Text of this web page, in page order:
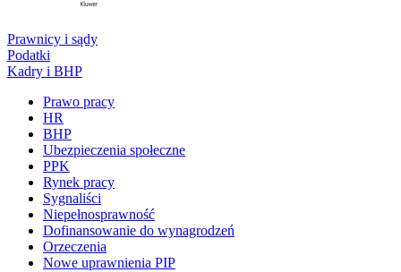
Prawnicy i sądy
Podatki
Kadry i BHP
Prawo pracy
HR
BHP
Ubezpieczenia społeczne
PPK
Rynek pracy
Sygnaliści
Niepełnosprawność
Dofinansowanie do wynagrodzeń
Orzeczenia
Nowe uprawnienia PIP